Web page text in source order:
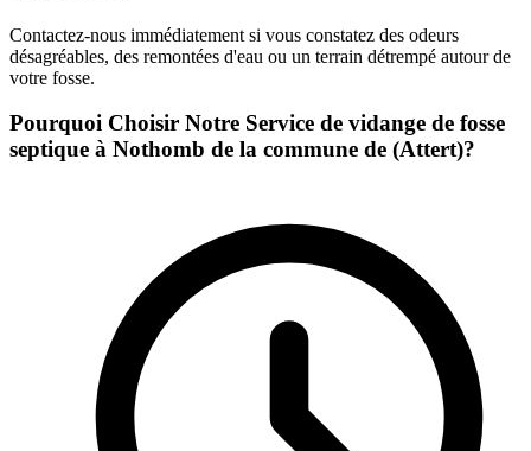
Contactez-nous immédiatement si vous constatez des odeurs
désagréables, des remontées d'eau ou un terrain détrempé autour de
votre fosse.
Pourquoi Choisir Notre Service de vidange de fosse
septique à Nothomb de la commune de (Attert)?